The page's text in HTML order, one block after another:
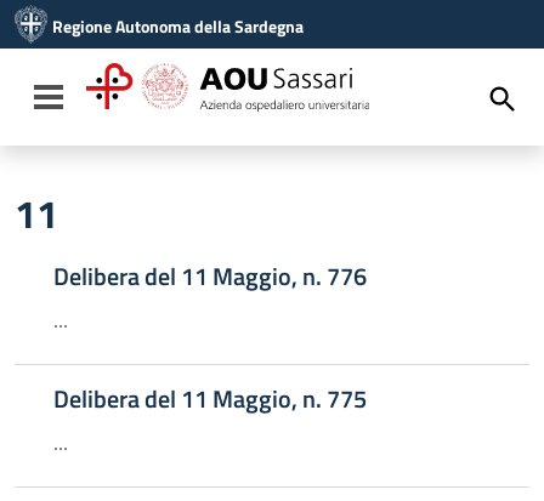
Vai al menu di navigazione
Vai al footer
Regione Autonoma della Sardegna
Toggle navigation
11
Delibera del 11 Maggio, n. 776
...
Delibera del 11 Maggio, n. 775
...